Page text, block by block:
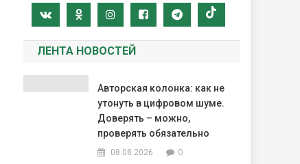
ЛЕНТА НОВОСТЕЙ
Авторская колонка: как не
утонуть в цифровом шуме.
Доверять – можно,
проверять обязательно
08.08.2026 0